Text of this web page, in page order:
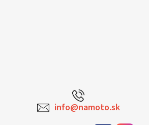
info@namoto.sk